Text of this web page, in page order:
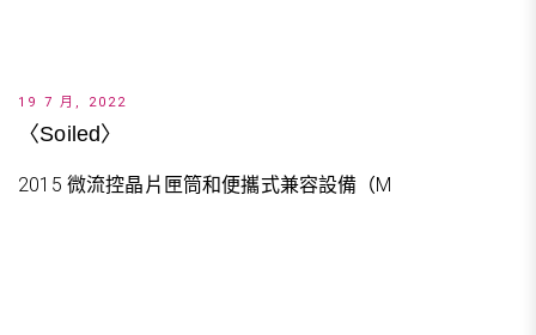
19 7 月, 2022
〈Soiled〉
2015 微流控晶片匣筒和便攜式兼容設備（M